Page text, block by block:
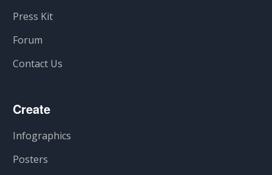
Press Kit
Forum
Contact Us
Create
Infographics
Posters